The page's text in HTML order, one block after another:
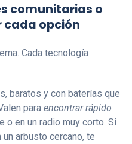
comunitarias o
cada opción
Cada tecnología
baratos y con baterías que
para encontrar rápido
o en un radio muy corto. Si
arbusto cercano, te